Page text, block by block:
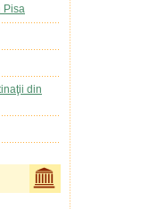
Pisa
din